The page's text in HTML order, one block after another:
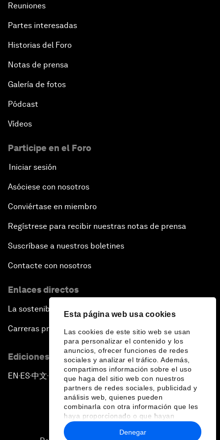
Esta página web usa cookies
Las cookies de este sitio web se usan
para personalizar el contenido y los
anuncios, ofrecer funciones de redes
sociales y analizar el tráfico. Además,
compartimos información sobre el uso
que haga del sitio web con nuestros
partners de redes sociales, publicidad y
análisis web, quienes pueden
combinarla con otra información que les
haya proporcionado o que hayan
recopilado a partir del uso que haya
hecho de sus servicios.
Denegar
Reuniones
Partes interesadas
Historias del Foro
Notas de prensa
Galería de fotos
Pódcast
Vídeos
Participe en el Foro
Iniciar sesión
Asóciese con nosotros
Conviértase en miembro
Regístrese para recibir nuestras notas de prensa
Suscríbase a nuestros boletines
Contacte con nosotros
Enlaces directos
La sostenibilidad en el Foro
Carreras profesionales
Ediciones en otros idiomas
EN ▪ ES▪中文▪ 日本語